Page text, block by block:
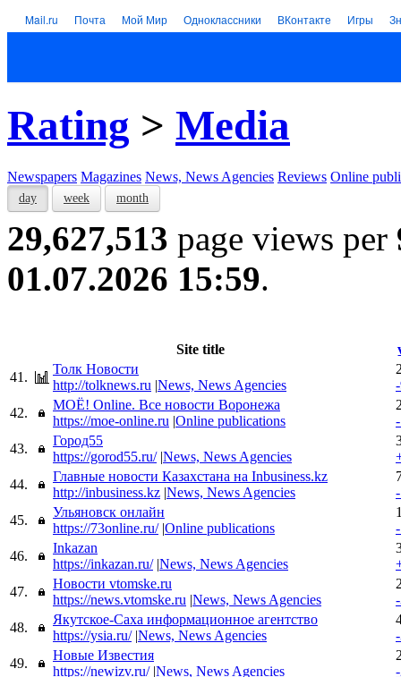
Mail.ru Почта Мой Мир Одноклассники ВКонтакте Игры
Rating > Media
Newspapers Magazines News, News Agencies Reviews Online
day week month
29,627,513 page views per
01.07.2026 15:59.
Site title
41.
Толк Новости
http://tolknews.ru |News, News Agencies
42.
МОЁ! Online. Все новости Воронежа
https://moe-online.ru |Online publications
43.
Город55
https://gorod55.ru/ |News, News Agencies
44.
Главные новости Казахстана на Inbusiness.kz
http://inbusiness.kz |News, News Agencies
45.
Ульяновск онлайн
https://73online.ru/ |Online publications
46.
Inkazan
https://inkazan.ru/ |News, News Agencies
47.
Новости vtomske.ru
https://news.vtomske.ru |News, News Agencies
48.
Якутское-Саха информационное агентство
https://ysia.ru/ |News, News Agencies
49.
Новые Известия
https://newizv.ru/ |News, News Agencies